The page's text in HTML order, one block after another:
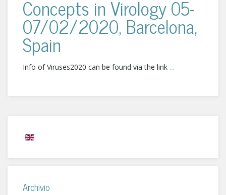
Concepts in Virology 05-
07/02/2020, Barcelona,
Spain
Info of Viruses2020 can be found via the link ...
Archivio